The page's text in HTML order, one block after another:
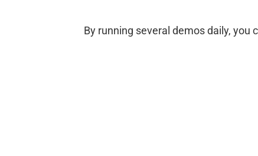
By running several demos daily,